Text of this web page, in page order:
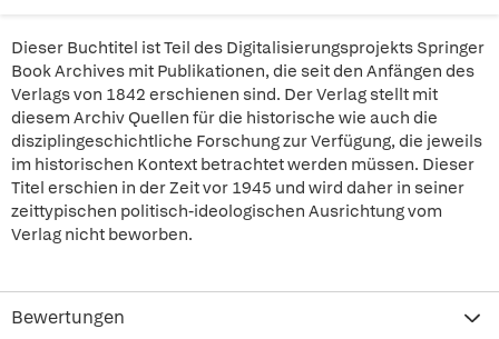
Dieser Buchtitel ist Teil des Digitalisierungsprojekts Springer
Book Archives mit Publikationen, die seit den Anfängen des
Verlags von 1842 erschienen sind. Der Verlag stellt mit
diesem Archiv Quellen für die historische wie auch die
disziplingeschichtliche Forschung zur Verfügung, die jeweils
im historischen Kontext betrachtet werden müssen. Dieser
Titel erschien in der Zeit vor 1945 und wird daher in seiner
zeittypischen politisch-ideologischen Ausrichtung vom
Verlag nicht beworben.
Bewertungen